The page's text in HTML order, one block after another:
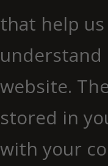
that help us
understand
website.
stored in
with your